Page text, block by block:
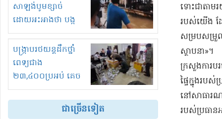
សាឡង់បូមខ្សាច់
ដោយអះអាងថា បង្ក
បាក់ច្រាំងទន្លេ និង
រំខានទាំងយប់ទាំងថ្ងៃ
បង្ក្រាបរថយន្តដឹកថ្នាំ
ពេទ្យជាង
២៣,៤០០ប្រអប់ គេច
ពន្ធនិងអត់ច្បាប់នាំ
ចូល!?
ជាច្រើនទៀត
ទោះជា​តា
របស់​យើង ដ
សម្របសម្រួ
ស្ថាបនា​»​។​
ក្រសួង​ការ​ប
ផ្ទៃក្នុង​រប
នៅ​សាធារណ
រប​ស់​ប្រធាន​អ